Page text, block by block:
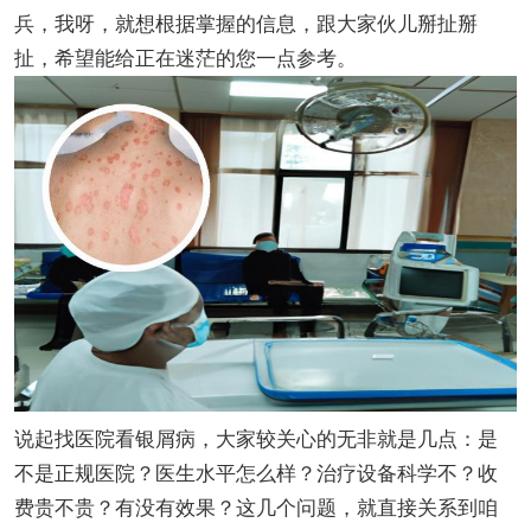
兵，我呀，就想根据掌握的信息，跟大家伙儿掰扯掰
扯，希望能给正在迷茫的您一点参考。
说起找医院看银屑病，大家较关心的无非就是几点：是
不是正规医院？医生水平怎么样？治疗设备科学不？收
费贵不贵？有没有效果？这几个问题，就直接关系到咱